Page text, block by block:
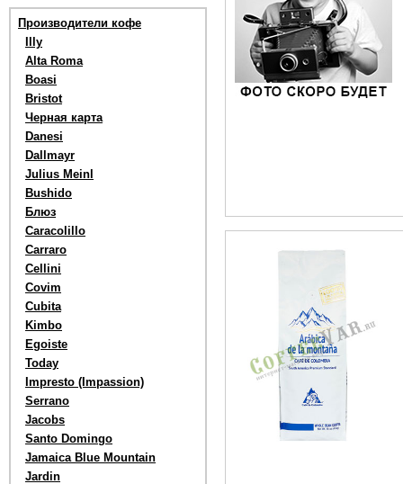
Производители кофе
Illy
Alta Roma
Boasi
Bristot
Черная карта
Danesi
Dallmayr
Julius Meinl
Bushido
Блюз
Caracolillo
Carraro
Cellini
Covim
Cubita
Kimbo
Egoiste
Today
Impresto (Impassion)
Serrano
Jacobs
Santo Domingo
Jamaica Blue Mountain
Jardin